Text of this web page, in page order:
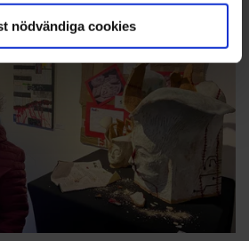
nödvändiga cookies